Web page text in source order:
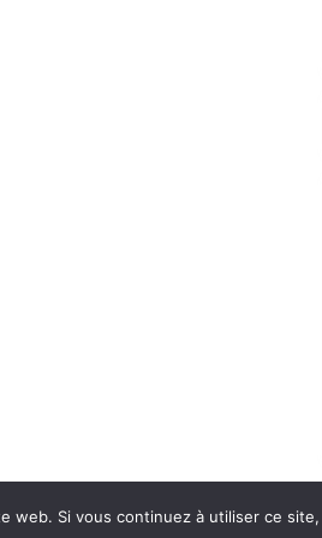
Si vous continuez à utiliser ce